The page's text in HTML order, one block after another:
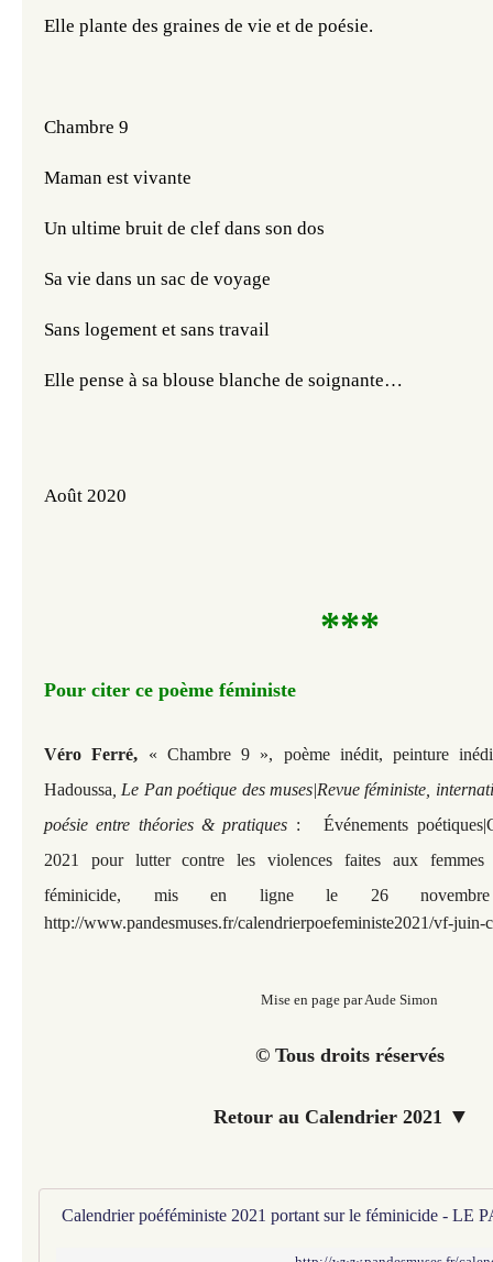
Elle plante des graines de vie et de poésie.
Chambre 9
Maman est vivante
Un ultime bruit de clef dans son dos
Sa vie dans un sac de voyage
Sans logement et sans travail
Elle pense à sa blouse blanche de soignante…
Août 2020
***
Pour citer ce poème féministe
Véro Ferré, « Chambre 9 », poème inédit, peinture
Hadoussa , Le Pan poétique des muses|Revue féministe,
poésie entre théories & pratiques : Événements poétiques|
2021 pour lutter contre les violences faites aux femmes
féminicide, mis en ligne le 26
http://www.pandesmuses.fr/calendrierpoefeministe2021/vf-juin-
Mise en page par Aude Simon
© Tous droits réservés
Retour au Calendrier 2021 ▼